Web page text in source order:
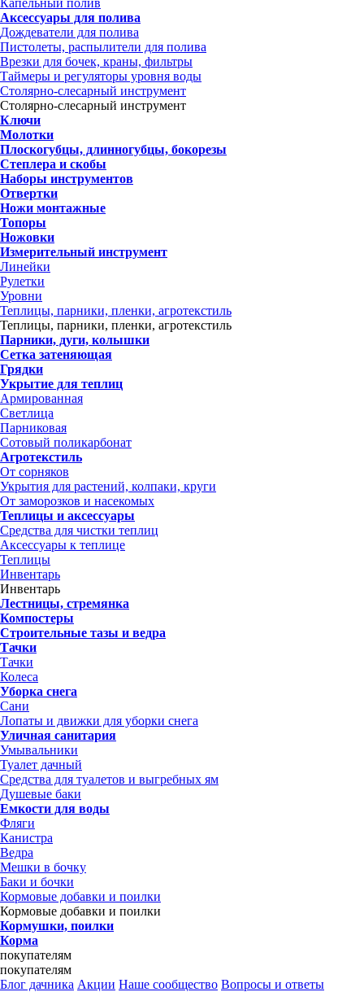
Капельный полив
Аксессуары для полива
Дождеватели для полива
Пистолеты, распылители для полива
Врезки для бочек, краны, фильтры
Таймеры и регуляторы уровня воды
Столярно-слесарный инструмент
Столярно-слесарный инструмент
Ключи
Молотки
Плоскогубцы, длинногубцы, бокорезы
Степлера и скобы
Наборы инструментов
Отвертки
Ножи монтажные
Топоры
Ножовки
Измерительный инструмент
Линейки
Рулетки
Уровни
Теплицы, парники, пленки, агротекстиль
Теплицы, парники, пленки, агротекстиль
Парники, дуги, колышки
Сетка затеняющая
Грядки
Укрытие для теплиц
Армированная
Светлица
Парниковая
Сотовый поликарбонат
Агротекстиль
От сорняков
Укрытия для растений, колпаки, круги
От заморозков и насекомых
Теплицы и аксессуары
Средства для чистки теплиц
Аксессуары к теплице
Теплицы
Инвентарь
Инвентарь
Лестницы, стремянка
Компостеры
Строительные тазы и ведра
Тачки
Тачки
Колеса
Уборка снега
Сани
Лопаты и движки для уборки снега
Уличная санитария
Умывальники
Туалет дачный
Средства для туалетов и выгребных ям
Душевые баки
Емкости для воды
Фляги
Канистра
Ведра
Мешки в бочку
Баки и бочки
Кормовые добавки и поилки
Кормовые добавки и поилки
Кормушки, поилки
Корма
покупателям
покупателям
Блог дачника Акции Наше сообщество Вопросы и ответы